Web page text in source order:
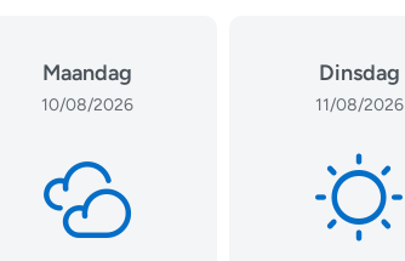
Maandag
10/08/2026
Dinsdag
11/08/2026